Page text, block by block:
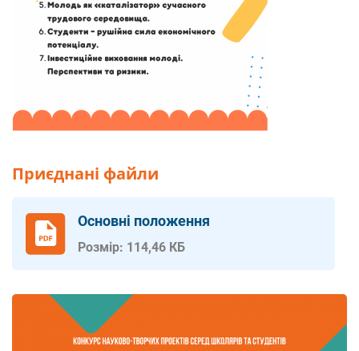
Приєднані файли
Основні положення
Розмір: 114,46 КБ